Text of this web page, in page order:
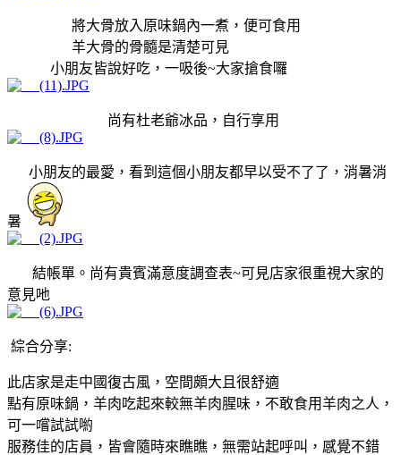
將大骨放入原味鍋內一煮，便可食用
羊大骨的骨髓是清楚可見
小朋友皆說好吃，一吸後~大家搶食囉
尚有杜老爺冰品，自行享用
小朋友的最愛，看到這個小朋友都早以受不了了，消暑消
暑
結帳單。尚有貴賓滿意度調查表~可見店家很重視大家的
意見吔
綜合分享:
此店家是走中國復古風，空間頗大且很舒適
點有原味鍋，羊肉吃起來較無羊肉腥味，不敢食用羊肉之人，
可一嚐試試喲
服務佳的店員，皆會隨時來瞧瞧，無需站起呼叫，感覺不錯